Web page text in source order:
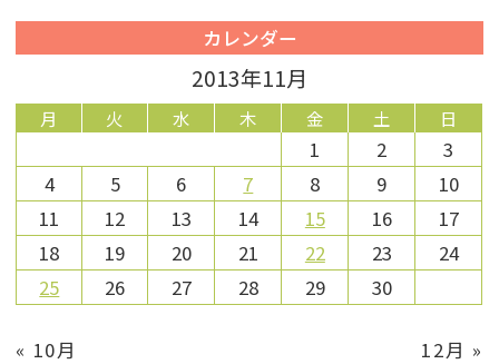
カレンダー
2013年11月
月 火 水 木 金 土 日
1 2
3
4
5 6 7 8 9
10
11
12 13 14 15 16
17
18
19 20 21 22 23
24
25
26 27 28 29 30
« 10月 12月 »